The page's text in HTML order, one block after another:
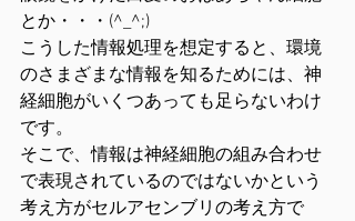
とか・・・(^_^;)
こうした情報処理を想定すると、環境
のさまざまな情報を知るためには、神
経細胞がいくつあっても足らないわけ
です。
そこで、情報は神経細胞の組み合わせ
で表現されているのではないかという
考え方がセルアセンブリの考え方で